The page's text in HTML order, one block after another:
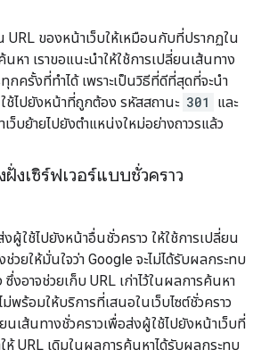
ของหน้าเว็บให้เหมือนกับที่ปรากฏใน
า เราขอแนะนำให้ใช้การเปลี่ยนเส้นทาง
กครั้งที่ทำได้ เพราะเป็นวิธีที่ดีที่สุดที่จะนำ
ช้ไปยังหน้าที่ถูกต้อง รหัสสถานะ 301
และ
เว็บย้ายไปยังตำแหน่งใหม่อย่างถาวรแล้ว
งเซิร์ฟเวอร์แบบชั่วคราว
ผู้ใช้ไปยังหน้าอื่นชั่วคราว ให้ใช้การเปลี่ยน
วยให้มั่นใจว่า Google จะไม่ได้รับผลกระทบ
งอาจช่วยเก็บ URL เก่าไว้ในผลการค้นหา
พร้อมให้บริการที่เสนอในเว็บไซต์ชั่วคราว
เส้นทางชั่วคราวเพื่อส่งผู้ใช้ไปยังหน้าเว็บที่
ห้ URL เดิมในผลการค้นหาได้รับผลกระทบ